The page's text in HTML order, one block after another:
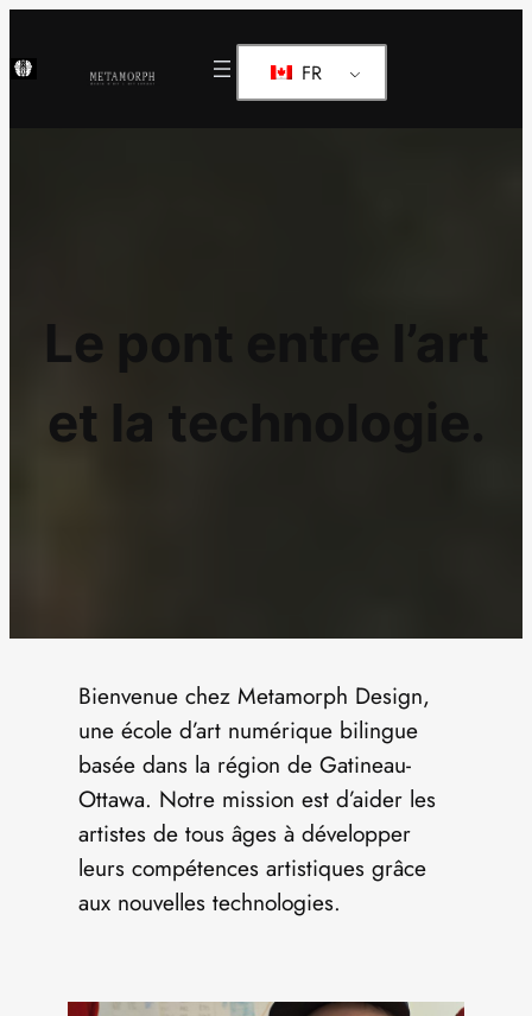
FR
Le pont entre l’art
et la technologie.
Bienvenue chez Metamorph Design,
une école d’art numérique bilingue
basée dans la région de Gatineau-
Ottawa. Notre mission est d’aider les
artistes de tous âges à développer
leurs compétences artistiques grâce
aux nouvelles technologies.